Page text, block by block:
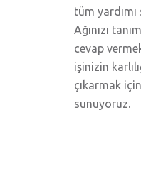
tüm
Ağınızı
cevap
işinizin
çıkarmak
sunuyoruz.